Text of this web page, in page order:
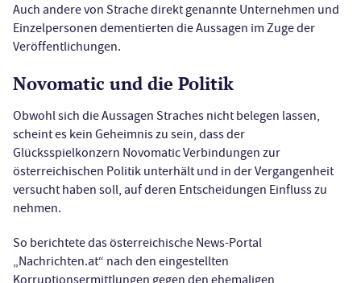
Auch andere von Strache direkt genannte Unternehmen und
Einzelpersonen dementierten die Aussagen im Zuge der
Veröffentlichungen.
Novomatic und die Politik
Obwohl sich die Aussagen Straches nicht belegen lassen,
scheint es kein Geheimnis zu sein, dass der
Glücksspielkonzern Novomatic Verbindungen zur
österreichischen Politik unterhält und in der Vergangenheit
versucht haben soll, auf deren Entscheidungen Einfluss zu
nehmen.
So berichtete das österreichische News-Portal
„Nachrichten.at“ nach den eingestellten
Korruptionsermittlungen gegen den ehemaligen